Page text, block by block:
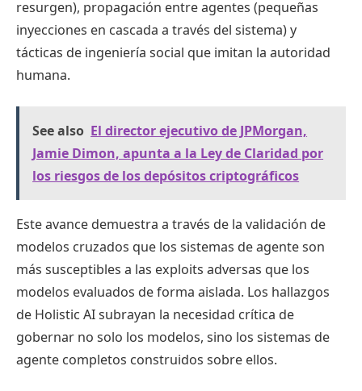
resurgen), propagación entre agentes (pequeñas
inyecciones en cascada a través del sistema) y
tácticas de ingeniería social que imitan la autoridad
humana.
See also El director ejecutivo de JPMorgan,
Jamie Dimon, apunta a la Ley de Claridad por
los riesgos de los depósitos criptográficos
Este avance demuestra a través de la validación de
modelos cruzados que los sistemas de agente son
más susceptibles a las exploits adversas que los
modelos evaluados de forma aislada. Los hallazgos
de Holistic AI subrayan la necesidad crítica de
gobernar no solo los modelos, sino los sistemas de
agente completos construidos sobre ellos.